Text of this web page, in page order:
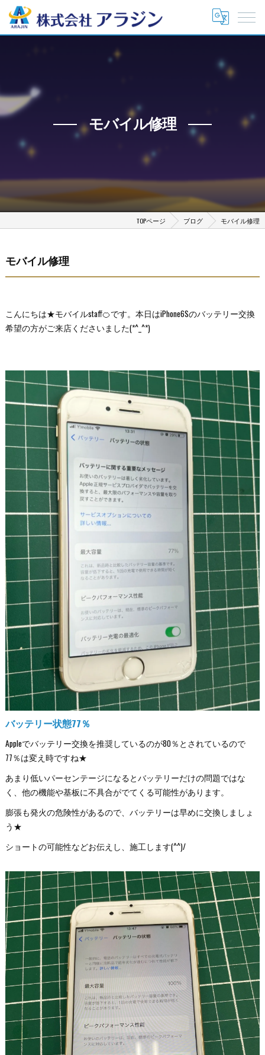
モバイル修理
TOPページ ブログ モバイル修理
モバイル修理
こんにちは★モバイルstaff🍊です。本日はiPhone6Sのバッテリー交換
希望の方がご来店くださいました(*^_^*)
バッテリー状態77％
Appleでバッテリー交換を推奨しているのが80％とされているので
77％は変え時ですね★
あまり低いパーセンテージになるとバッテリーだけの問題ではな
く、他の機能や基板に不具合がでてくる可能性があります。
膨張も発火の危険性があるので、バッテリーは早めに交換しましょ
う★
ショートの可能性などお伝えし、施工します(^^)/